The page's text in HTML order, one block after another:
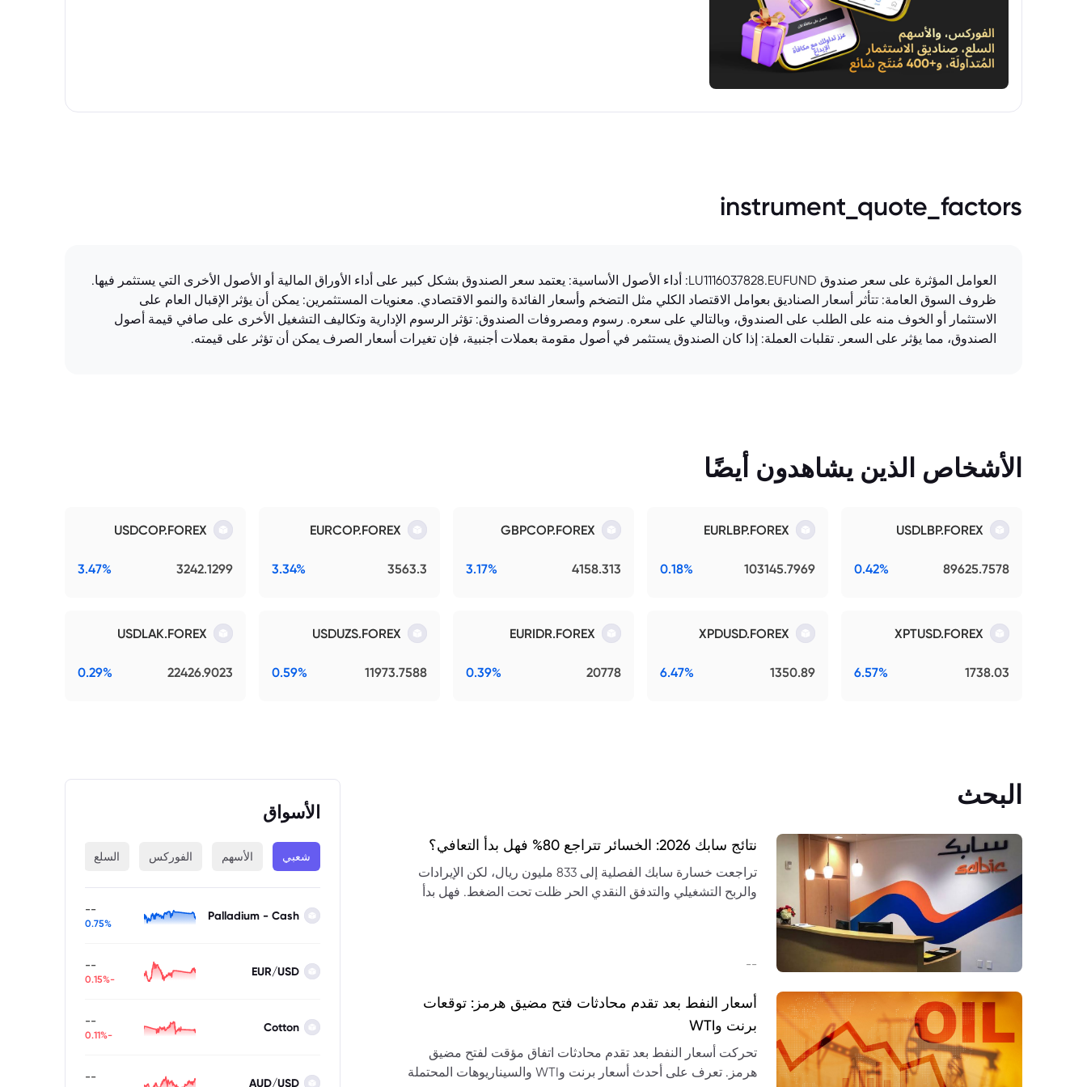
instrument_quote_factors
العوامل المؤثرة على سعر صندوق LU1116037828.EUFUND: أداء الأصول الأساسية: يعتمد سعر الصندوق بشكل كبير على أداء الأوراق المالية أو الأصول الأخرى التي يستثمر فيها.
ظروف السوق العامة: تتأثر أسعار الصناديق بعوامل الاقتصاد الكلي مثل التضخم وأسعار الفائدة والنمو الاقتصادي. معنويات المستثمرين: يمكن أن يؤثر الإقبال العام على
الاستثمار أو الخوف منه على الطلب على الصندوق، وبالتالي على سعره. رسوم ومصروفات الصندوق: تؤثر الرسوم الإدارية وتكاليف التشغيل الأخرى على صافي قيمة أصول
الصندوق، مما يؤثر على السعر. تقلبات العملة: إذا كان الصندوق يستثمر في أصول مقومة بعملات أجنبية، فإن تغيرات أسعار الصرف يمكن أن تؤثر على قيمته.
الأشخاص الذين يشاهدون أيضًا
USDLBP.FOREX
89625.7578
0.42%
EURLBP.FOREX
103145.7969
0.18%
GBPCOP.FOREX
4158.313
3.17%
EURCOP.FOREX
3563.3
3.34%
USDCOP.FOREX
3242.1299
3.47%
XPTUSD.FOREX
1738.03
6.57%
XPDUSD.FOREX
1350.89
6.47%
EURIDR.FOREX
20778
0.39%
USDUZS.FOREX
11973.7588
0.59%
USDLAK.FOREX
22426.9023
0.29%
البحث
نتائج سابك 2026: الخسائر تتراجع 80% فهل بدأ التعافي؟
تراجعت خسارة سابك الفصلية إلى 833 مليون ريال، لكن الإيرادات
والربح التشغيلي والتدفق النقدي الحر ظلت تحت الضغط. فهل بدأ
--
أسعار النفط بعد تقدم محادثات فتح مضيق هرمز: توقعات
برنت وWTI
تحركت أسعار النفط بعد تقدم محادثات اتفاق مؤقت لفتح مضيق
هرمز. تعرف على أحدث أسعار برنت وWTI والسيناريوهات المحتملة
الأسواق
شعبي الأسهم الفوركس السلع
Palladium - Cash
--
0.75%
EUR/USD
--
-0.15%
Cotton
--
-0.11%
AUD/USD
--